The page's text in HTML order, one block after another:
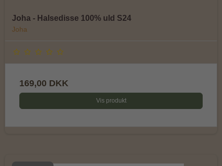
Joha - Halsedisse 100% uld S24
Joha
169,00 DKK
Vis produkt